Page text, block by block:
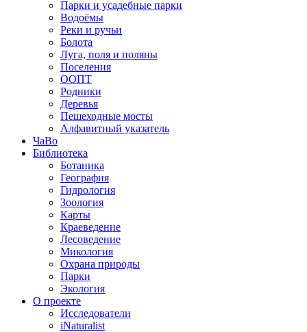
Парки и усадебные парки
Водоёмы
Реки и ручьи
Болота
Луга, поля и поляны
Поселения
ООПТ
Родники
Деревья
Пешеходные мосты
Алфавитный указатель
ЧаВо
Библиотека
Ботаника
География
Гидрология
Зоология
Карты
Краеведение
Лесоведение
Микология
Охрана природы
Парки
Экология
О проекте
Исследователи
iNaturalist